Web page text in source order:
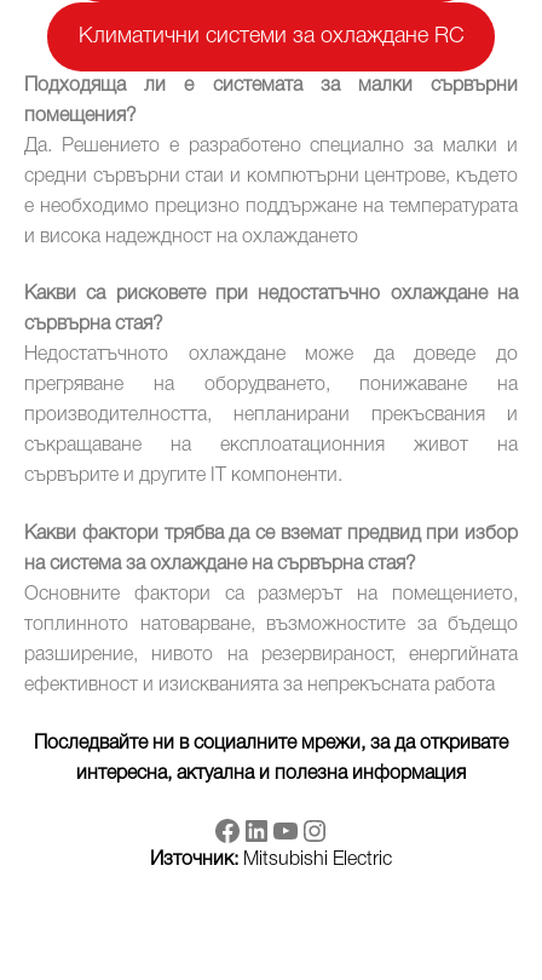
Климатични системи за охлаждане RC
Подходяща ли е системата за малки сървърни
помещения?
Да. Решението е разработено специално за малки и
средни сървърни стаи и компютърни центрове, където
е необходимо прецизно поддържане на температурата
и висока надеждност на охлаждането
Какви са рисковете при недостатъчно охлаждане на
сървърна стая?
Недостатъчното охлаждане може да доведе до
прегряване на оборудването, понижаване на
производителността, непланирани прекъсвания и
съкращаване на експлоатационния живот на
сървърите и другите IT компоненти.
Какви фактори трябва да се вземат предвид при избор
на система за охлаждане на сървърна стая?
Основните фактори са размерът на помещението,
топлинното натоварване, възможностите за бъдещо
разширение, нивото на резервираност, енергийната
ефективност и изискванията за непрекъсната работа
Последвайте ни в социалните мрежи, за да откривате
интересна, актуална и полезна информация
Източник: Mitsubishi Electric